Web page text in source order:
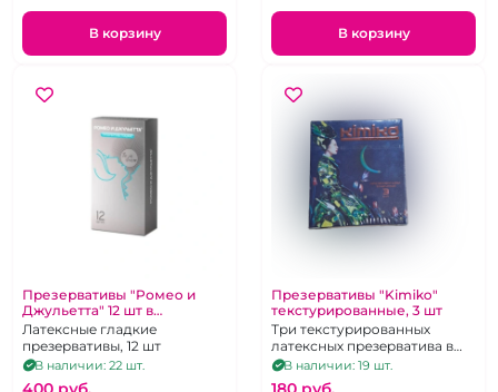
В корзину В корзину
Презервативы "Ромео и
Джульетта" 12 шт в
ассортименте
Латексные гладкие
презервативы, 12 шт
В наличии: 22 шт.
Презервативы "Kimiko"
текстурированные, 3 шт
Три текстурированных
латексных презерватива в
силиконовой смазке с
накопителем
В наличии: 19 шт.